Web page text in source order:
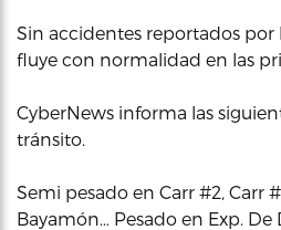
Sin accidentes reportados por
fluye con normalidad en las
CyberNews informa las
tránsito.
Semi pesado en Carr #2, Carr
Bayamón… Pesado en Exp.